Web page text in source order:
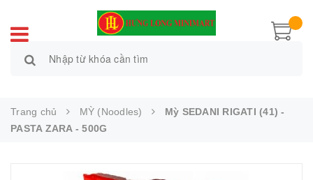
Trang chủ MỲ (Noodles)
Mỳ SEDANI RIGATI (41) -
PASTA ZARA - 500G